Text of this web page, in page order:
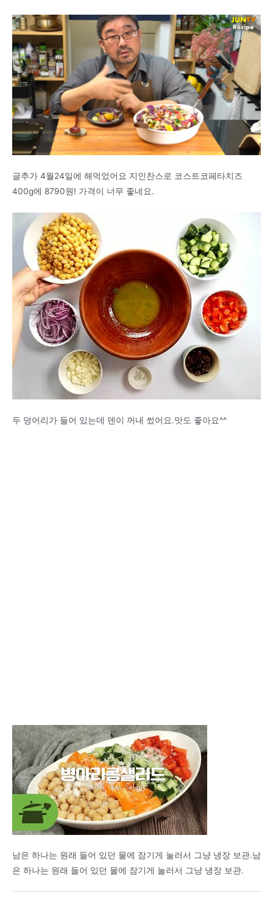
글추가 4월24일에 해먹었어요 지인찬스로 코스트코페타치즈
400g에 8790원! 가격이 너무 좋네요.
두 덩어리가 들어 있는데 덴이 꺼내 썼어요.맛도 좋아요^^
남은 하나는 원래 들어 있던 물에 잠기게 눌러서 그냥 냉장 보관.남
은 하나는 원래 들어 있던 물에 잠기게 눌러서 그냥 냉장 보관.